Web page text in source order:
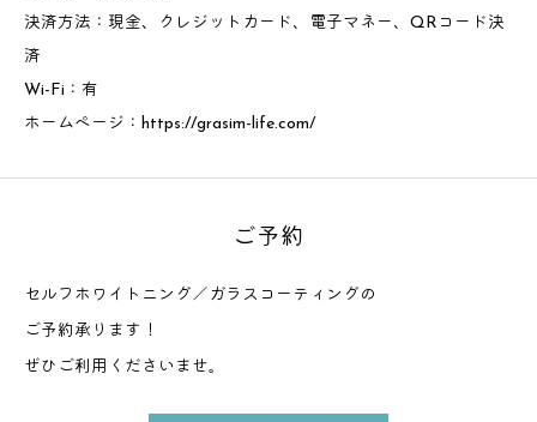
決済方法：現金、クレジットカード、電子マネー、QRコード決
済
Wi-Fi：有
ホームページ： https://grasim-life.com/
ご予約
セルフホワイトニング／ガラスコーティングの
ご予約承ります！
ぜひご利用くださいませ。